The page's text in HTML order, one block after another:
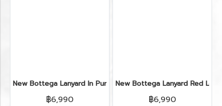
New Bottega Lanyard In Purple Leather SHW
฿6,990
New Bottega Lanyard Red
฿6,990